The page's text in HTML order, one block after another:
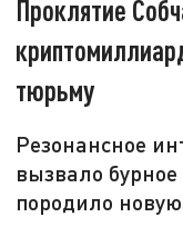
Проклятие
тюрьму
Резонансное
вызвало
породило новую